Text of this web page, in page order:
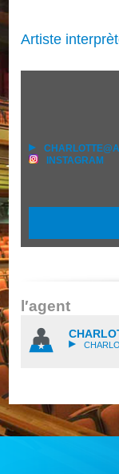
Artiste
INSTAGRAM
l′agent